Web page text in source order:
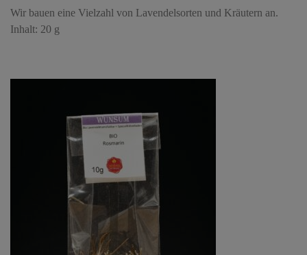
Wir bauen eine Vielzahl von Lavendelsorten und Kräutern an.
Inhalt: 20 g